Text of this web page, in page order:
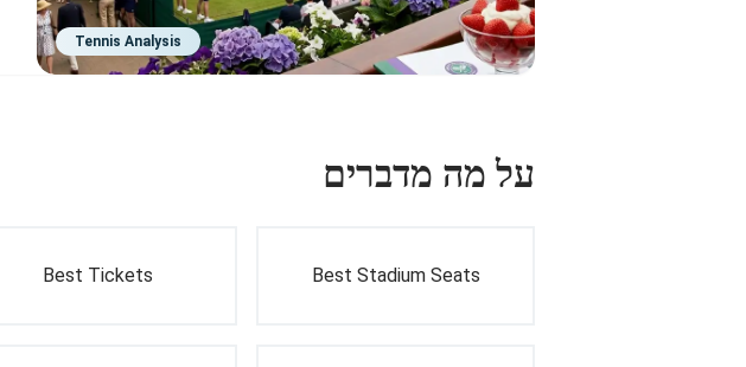
Tennis Analysis
על מה מדברים
Best Stadium Seats
Best Tickets